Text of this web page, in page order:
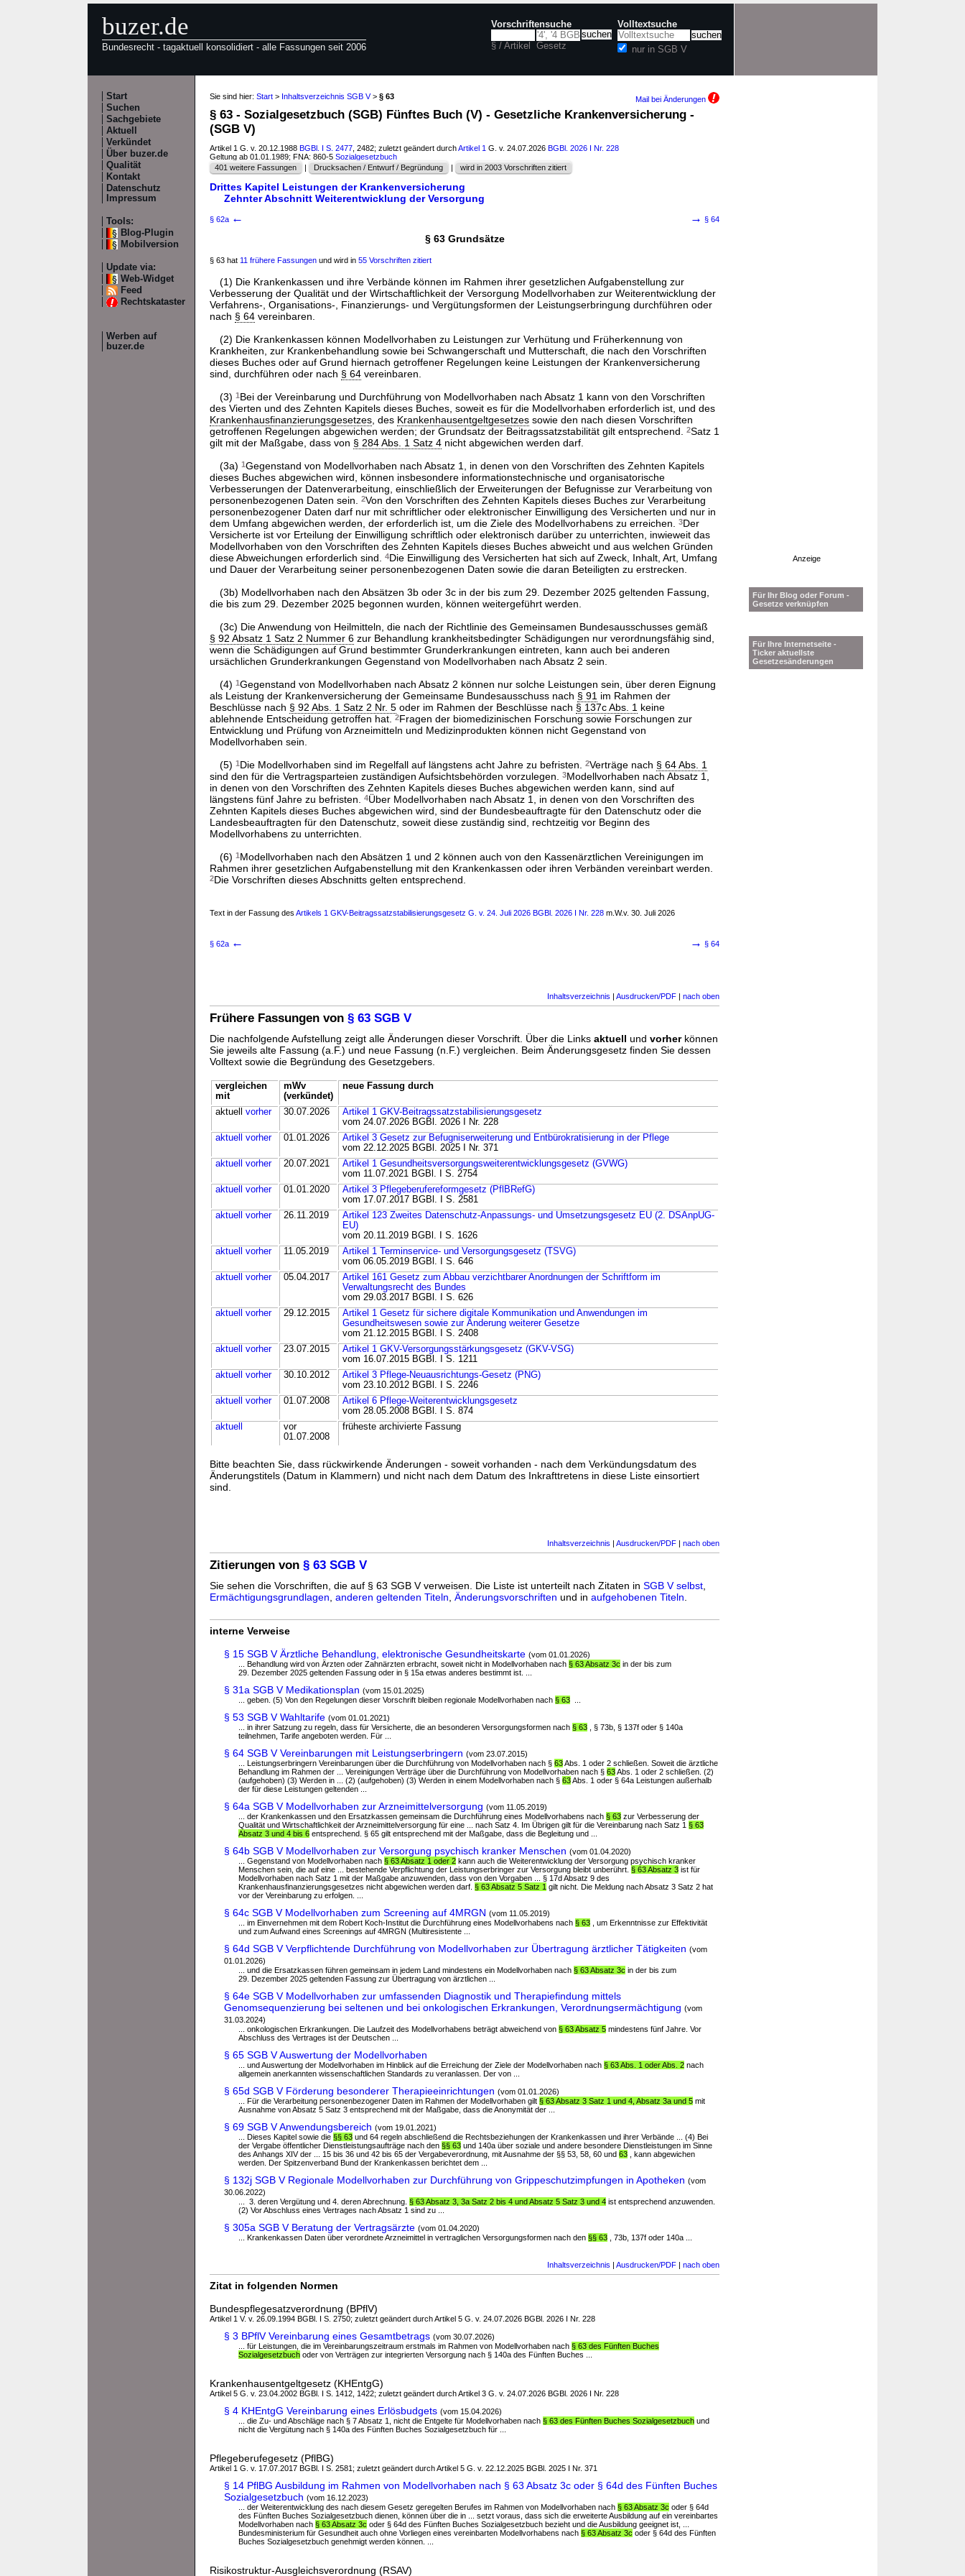
buzer.de
Bundesrecht - tagaktuell konsolidiert - alle Fassungen seit 2006
Vorschriftensuche
§ / Artikel Gesetz
Volltextsuche
nur in SGB V
Start
Suchen
Sachgebiete
Aktuell
Verkündet
Über buzer.de
Qualität
Kontakt
Datenschutz
Impressum
Tools:
Blog-Plugin
Mobilversion
Update via:
Web-Widget
Feed
Rechtskataster
Werben auf
buzer.de
Sie sind hier: Start > Inhaltsverzeichnis SGB V> § 63 Mail bei Änderungen
§ 63 - Sozialgesetzbuch (SGB) Fünftes Buch (V) - Gesetzliche Krankenversicherung -
(SGB V)
Artikel 1 G. v. 20.12.1988 BGBl. I S. 2477 , 2482; zuletzt geändert durchArtikel 1 G. v. 24.07.2026 BGBl. 2026 I Nr. 228
Geltung ab 01.01.1989; FNA: 860-5 Sozialgesetzbuch
401 weitere Fassungen
| Drucksachen / Entwurf / Begründung | wird in 2003 Vorschriften zitiert
Drittes Kapitel Leistungen der Krankenversicherung
Zehnter Abschnitt Weiterentwicklung der Versorgung
§ 62a ← → § 64
§ 63 Grundsätze
§ 63 hat 11 frühere Fassungen und wird in 55 Vorschriften zitiert
(1) Die Krankenkassen und ihre Verbände können im Rahmen ihrer gesetzlichen Aufgabenstellung zur
Verbesserung der Qualität und der Wirtschaftlichkeit der Versorgung Modellvorhaben zur Weiterentwicklung der
Verfahrens-, Organisations-, Finanzierungs- und Vergütungsformen der Leistungserbringung durchführen oder
nach § 64 vereinbaren.
(2) Die Krankenkassen können Modellvorhaben zu Leistungen zur Verhütung und Früherkennung von
Krankheiten, zur Krankenbehandlung sowie bei Schwangerschaft und Mutterschaft, die nach den Vorschriften
dieses Buches oder auf Grund hiernach getroffener Regelungen keine Leistungen der Krankenversicherung
sind, durchführen oder nach § 64 vereinbaren.
(3) 1Bei der Vereinbarung und Durchführung von Modellvorhaben nach Absatz 1 kann von den Vorschriften
des Vierten und des Zehnten Kapitels dieses Buches, soweit es für die Modellvorhaben erforderlich ist, und des
Krankenhausfinanzierungsgesetzes , des Krankenhausentgeltgesetzes sowie den nach diesen Vorschriften
getroffenen Regelungen abgewichen werden; der Grundsatz der Beitragssatzstabilität gilt entsprechend.
2Satz 1
gilt mit der Maßgabe, dass von § 284 Abs. 1 Satz 4 nicht abgewichen werden darf.
(3a) 1Gegenstand von Modellvorhaben nach Absatz 1, in denen von den Vorschriften des Zehnten Kapitels
dieses Buches abgewichen wird, können insbesondere informationstechnische und organisatorische
Verbesserungen der Datenverarbeitung, einschließlich der Erweiterungen der Befugnisse zur Verarbeitung von
personenbezogenen Daten sein.
2Von den Vorschriften des Zehnten Kapitels dieses Buches zur Verarbeitung
personenbezogener Daten darf nur mit schriftlicher oder elektronischer Einwilligung des Versicherten und nur in
dem Umfang abgewichen werden, der erforderlich ist, um die Ziele des Modellvorhabens zu erreichen.
3Der
Versicherte ist vor Erteilung der Einwilligung schriftlich oder elektronisch darüber zu unterrichten, inwieweit das
Modellvorhaben von den Vorschriften des Zehnten Kapitels dieses Buches abweicht und aus welchen Gründen
diese Abweichungen erforderlich sind.
4Die Einwilligung des Versicherten hat sich auf Zweck, Inhalt, Art, Umfang
und Dauer der Verarbeitung seiner personenbezogenen Daten sowie die daran Beteiligten zu erstrecken.
(3b) Modellvorhaben nach den Absätzen 3b oder 3c in der bis zum 29. Dezember 2025 geltenden Fassung,
die bis zum 29. Dezember 2025 begonnen wurden, können weitergeführt werden.
(3c) Die Anwendung von Heilmitteln, die nach der Richtlinie des Gemeinsamen Bundesausschusses gemäß
§ 92 Absatz 1 Satz 2 Nummer 6 zur Behandlung krankheitsbedingter Schädigungen nur verordnungsfähig sind,
wenn die Schädigungen auf Grund bestimmter Grunderkrankungen eintreten, kann auch bei anderen
ursächlichen Grunderkrankungen Gegenstand von Modellvorhaben nach Absatz 2 sein.
(4) 1Gegenstand von Modellvorhaben nach Absatz 2 können nur solche Leistungen sein, über deren Eignung
als Leistung der Krankenversicherung der Gemeinsame Bundesausschuss nach § 91 im Rahmen der
Beschlüsse nach § 92 Abs. 1 Satz 2 Nr. 5 oder im Rahmen der Beschlüsse nach § 137c Abs. 1 keine
ablehnende Entscheidung getroffen hat.
2Fragen der biomedizinischen Forschung sowie Forschungen zur
Entwicklung und Prüfung von Arzneimitteln und Medizinprodukten können nicht Gegenstand von
Modellvorhaben sein.
(5) 1Die Modellvorhaben sind im Regelfall auf längstens acht Jahre zu befristen. 2Verträge nach § 64 Abs. 1
sind den für die Vertragsparteien zuständigen Aufsichtsbehörden vorzulegen.
3Modellvorhaben nach Absatz 1,
in denen von den Vorschriften des Zehnten Kapitels dieses Buches abgewichen werden kann, sind auf
längstens fünf Jahre zu befristen.
4Über Modellvorhaben nach Absatz 1, in denen von den Vorschriften des
Zehnten Kapitels dieses Buches abgewichen wird, sind der Bundesbeauftragte für den Datenschutz oder die
Landesbeauftragten für den Datenschutz, soweit diese zuständig sind, rechtzeitig vor Beginn des
Modellvorhabens zu unterrichten.
(6) 1Modellvorhaben nach den Absätzen 1 und 2 können auch von den Kassenärztlichen Vereinigungen im
Rahmen ihrer gesetzlichen Aufgabenstellung mit den Krankenkassen oder ihren Verbänden vereinbart werden.
2Die Vorschriften dieses Abschnitts gelten entsprechend.
Text in der Fassung des Artikels 1 GKV-Beitragssatzstabilisierungsgesetz G. v. 24. Juli 2026 BGBl. 2026 I Nr. 228 m.W.v. 30. Juli 2026
§ 62a ← → § 64
Inhaltsverzeichnis | Ausdrucken/PDF | nach oben
Frühere Fassungen von § 63 SGB V
Die nachfolgende Aufstellung zeigt alle Änderungen dieser Vorschrift. Über die Links aktuell und vorherkönnen
Sie jeweils alte Fassung (a.F.) und neue Fassung (n.F.) vergleichen. Beim Änderungsgesetz finden Sie dessen
Volltext sowie die Begründung des Gesetzgebers.
vergleichen
mit
mWv
(verkündet)
neue Fassung durch
aktuell vorher 30.07.2026
Artikel 1 GKV-Beitragssatzstabilisierungsgesetz
vom 24.07.2026 BGBl. 2026 I Nr. 228
aktuell
vorher 01.01.2026
Artikel 3 Gesetz zur Befugniserweiterung und Entbürokratisierung in der Pflege
vom 22.12.2025 BGBl. 2025 I Nr. 371
aktuell
vorher 20.07.2021
Artikel 1 Gesundheitsversorgungsweiterentwicklungsgesetz (GVWG)
vom 11.07.2021 BGBl. I S. 2754
aktuell
vorher 01.01.2020
Artikel 3 Pflegeberufereformgesetz (PflBRefG)
vom 17.07.2017 BGBl. I S. 2581
aktuell
vorher 26.11.2019
Artikel 123 Zweites Datenschutz-Anpassungs- und Umsetzungsgesetz EU (2. DSAnpUG-
EU)
vom 20.11.2019 BGBl. I S. 1626
aktuell
vorher 11.05.2019
Artikel 1 Terminservice- und Versorgungsgesetz (TSVG)
vom 06.05.2019 BGBl. I S. 646
aktuell
vorher 05.04.2017
Artikel 161 Gesetz zum Abbau verzichtbarer Anordnungen der Schriftform im
Verwaltungsrecht des Bundes
vom 29.03.2017 BGBl. I S. 626
aktuell
vorher 29.12.2015
Artikel 1 Gesetz für sichere digitale Kommunikation und Anwendungen im
Gesundheitswesen sowie zur Änderung weiterer Gesetze
vom 21.12.2015 BGBl. I S. 2408
aktuell
vorher 23.07.2015
Artikel 1 GKV-Versorgungsstärkungsgesetz (GKV-VSG)
vom 16.07.2015 BGBl. I S. 1211
aktuell
vorher 30.10.2012
Artikel 3 Pflege-Neuausrichtungs-Gesetz (PNG)
vom 23.10.2012 BGBl. I S. 2246
aktuell
vorher 01.07.2008
Artikel 6 Pflege-Weiterentwicklungsgesetz
vom 28.05.2008 BGBl. I S. 874
aktuell
vor
01.07.2008
früheste archivierte Fassung
Bitte beachten Sie, dass rückwirkende Änderungen - soweit vorhanden - nach dem Verkündungsdatum des
Änderungstitels (Datum in Klammern) und nicht nach dem Datum des Inkrafttretens in diese Liste einsortiert
sind.
Inhaltsverzeichnis | Ausdrucken/PDF | nach oben
Zitierungen von § 63 SGB V
Sie sehen die Vorschriften, die auf § 63 SGB V verweisen. Die Liste ist unterteilt nach Zitaten in SGB V selbst
Ermächtigungsgrundlagen anderen geltenden Titeln Änderungsvorschriften und in aufgehobenen Titeln
interne Verweise
§ 15 SGB V Ärztliche Behandlung, elektronische Gesundheitskarte (vom 01.01.2026)
... Behandlung wird von Ärzten oder Zahnärzten erbracht, soweit nicht in Modellvorhaben nach § 63 Absatz 3c in der bis zum
29. Dezember 2025 geltenden Fassung oder in § 15a etwas anderes bestimmt ist. ...
§ 31a SGB V Medikationsplan (vom 15.01.2025)
... geben. (5) Von den Regelungen dieser Vorschrift bleiben regionale Modellvorhaben nach § 63
§ 53 SGB V Wahltarife (vom 01.01.2021)
... in ihrer Satzung zu regeln, dass für Versicherte, die an besonderen Versorgungsformen nach § 63 , § 73b, § 137f oder § 140a
teilnehmen, Tarife angeboten werden. Für ...
§ 64 SGB V Vereinbarungen mit Leistungserbringern (vom 23.07.2015)
... Leistungserbringern Vereinbarungen über die Durchführung von Modellvorhaben nach § 63Abs. 1 oder 2 schließen. Soweit die ärztliche
Behandlung im Rahmen der ... Vereinigungen Verträge über die Durchführung von Modellvorhaben nach § 63Abs. 1 oder 2 schließen. (2)
(aufgehoben) (3) Werden in ... (2) (aufgehoben) (3) Werden in einem Modellvorhaben nach § 63Abs. 1 oder § 64a Leistungen außerhalb
der für diese Leistungen geltenden ...
§ 64a SGB V Modellvorhaben zur Arzneimittelversorgung (vom 11.05.2019)
... der Krankenkassen und den Ersatzkassen gemeinsam die Durchführung eines Modellvorhabens nach § 63 zur Verbesserung der
Qualität und Wirtschaftlichkeit der Arzneimittelversorgung für eine ... nach Satz 4. Im Übrigen gilt für die Vereinbarung nach Satz 1 § 63
Absatz 3 und 4 bis 6 entsprechend. § 65 gilt entsprechend mit der Maßgabe, dass die Begleitung und ...
§ 64b SGB V Modellvorhaben zur Versorgung psychisch kranker Menschen (vom 01.04.2020)
... Gegenstand von Modellvorhaben nach § 63 Absatz 1 oder 2 kann auch die Weiterentwicklung der Versorgung psychisch kranker
Menschen sein, die auf eine ... bestehende Verpflichtung der Leistungserbringer zur Versorgung bleibt unberührt. § 63 Absatz 3 ist für
Modellvorhaben nach Satz 1 mit der Maßgabe anzuwenden, dass von den Vorgaben ... § 17d Absatz 9 des
Krankenhausfinanzierungsgesetzes nicht abgewichen werden darf. § 63 Absatz 5 Satz 1 gilt nicht. Die Meldung nach Absatz 3 Satz 2 hat
vor der Vereinbarung zu erfolgen. ...
§ 64c SGB V Modellvorhaben zum Screening auf 4MRGN (vom 11.05.2019)
... im Einvernehmen mit dem Robert Koch-Institut die Durchführung eines Modellvorhabens nach § 63 , um Erkenntnisse zur Effektivität
und zum Aufwand eines Screenings auf 4MRGN (Multiresistente ...
§ 64d SGB V Verpflichtende Durchführung von Modellvorhaben zur Übertragung ärztlicher Tätigkeiten (vom
01.01.2026)
... und die Ersatzkassen führen gemeinsam in jedem Land mindestens ein Modellvorhaben nach § 63 Absatz 3c in der bis zum
29. Dezember 2025 geltenden Fassung zur Übertragung von ärztlichen ...
§ 64e SGB V Modellvorhaben zur umfassenden Diagnostik und Therapiefindung mittels
Genomsequenzierung bei seltenen und bei onkologischen Erkrankungen, Verordnungsermächtigung (vom
31.03.2024)
... onkologischen Erkrankungen. Die Laufzeit des Modellvorhabens beträgt abweichend von § 63 Absatz 5 mindestens fünf Jahre. Vor
Abschluss des Vertrages ist der Deutschen ...
§ 65 SGB V Auswertung der Modellvorhaben
... und Auswertung der Modellvorhaben im Hinblick auf die Erreichung der Ziele der Modellvorhaben nach § 63 Abs. 1 oder Abs. 2 nach
allgemein anerkannten wissenschaftlichen Standards zu veranlassen. Der von ...
§ 65d SGB V Förderung besonderer Therapieeinrichtungen (vom 01.01.2026)
... Für die Verarbeitung personenbezogener Daten im Rahmen der Modellvorhaben gilt § 63 Absatz 3 Satz 1 und 4, Absatz 3a und 5 mit
Ausnahme von Absatz 5 Satz 3 entsprechend mit der Maßgabe, dass die Anonymität der ...
§ 69 SGB V Anwendungsbereich (vom 19.01.2021)
... Dieses Kapitel sowie die §§ 63 und 64 regeln abschließend die Rechtsbeziehungen der Krankenkassen und ihrer Verbände ... (4) Bei
der Vergabe öffentlicher Dienstleistungsaufträge nach den §§ 63 und 140a über soziale und andere besondere Dienstleistungen im Sinne
des Anhangs XIV der ... 15 bis 36 und 42 bis 65 der Vergabeverordnung, mit Ausnahme der §§ 53, 58, 60 und 63 , kann abgewichen
werden. Der Spitzenverband Bund der Krankenkassen berichtet dem ...
§ 132j SGB V Regionale Modellvorhaben zur Durchführung von Grippeschutzimpfungen in Apotheken (vom
30.06.2022)
... 3. deren Vergütung und 4. deren Abrechnung. § 63 Absatz 3, 3a Satz 2 bis 4 und Absatz 5 Satz 3 und 4 ist entsprechend anzuwenden.
(2) Vor Abschluss eines Vertrages nach Absatz 1 sind zu ...
§ 305a SGB V Beratung der Vertragsärzte (vom 01.04.2020)
... Krankenkassen Daten über verordnete Arzneimittel in vertraglichen Versorgungsformen nach den §§ 63 , 73b, 137f oder 140a ...
Inhaltsverzeichnis | Ausdrucken/PDF | nach oben
Zitat in folgenden Normen
Bundespflegesatzverordnung (BPflV)
Artikel 1 V. v. 26.09.1994 BGBl. I S. 2750; zuletzt geändert durch Artikel 5 G. v. 24.07.2026 BGBl. 2026 I Nr. 228
§ 3 BPflV Vereinbarung eines Gesamtbetrags (vom 30.07.2026)
... für Leistungen, die im Vereinbarungszeitraum erstmals im Rahmen von Modellvorhaben nach § 63 des Fünften Buches
Sozialgesetzbuch oder von Verträgen zur integrierten Versorgung nach § 140a des Fünften Buches ...
Krankenhausentgeltgesetz (KHEntgG)
Artikel 5 G. v. 23.04.2002 BGBl. I S. 1412, 1422; zuletzt geändert durch Artikel 3 G. v. 24.07.2026 BGBl. 2026 I Nr. 228
§ 4 KHEntgG Vereinbarung eines Erlösbudgets (vom 15.04.2026)
... die Zu- und Abschläge nach § 7 Absatz 1, nicht die Entgelte für Modellvorhaben nach § 63 des Fünften Buches Sozialgesetzbuch und
nicht die Vergütung nach § 140a des Fünften Buches Sozialgesetzbuch für ...
Pflegeberufegesetz (PflBG)
Artikel 1 G. v. 17.07.2017 BGBl. I S. 2581; zuletzt geändert durch Artikel 5 G. v. 22.12.2025 BGBl. 2025 I Nr. 371
§ 14 PflBG Ausbildung im Rahmen von Modellvorhaben nach § 63 Absatz 3c oder § 64d des Fünften Buches
Sozialgesetzbuch (vom 16.12.2023)
... der Weiterentwicklung des nach diesem Gesetz geregelten Berufes im Rahmen von Modellvorhaben nach § 63 Absatz 3c oder § 64d
des Fünften Buches Sozialgesetzbuch dienen, können über die in ... setzt voraus, dass sich die erweiterte Ausbildung auf ein vereinbartes
Modellvorhaben nach § 63 Absatz 3c oder § 64d des Fünften Buches Sozialgesetzbuch bezieht und die Ausbildung geeignet ist, ...
Bundesministerium für Gesundheit auch ohne Vorliegen eines vereinbarten Modellvorhabens nach § 63 Absatz 3c oder § 64d des Fünften
Buches Sozialgesetzbuch genehmigt werden können. ...
Risikostruktur-Ausgleichsverordnung (RSAV)
Anzeige
Für Ihr Blog oder Forum -
Gesetze verknüpfen
Für Ihre Internetseite -
Ticker aktuellste
Gesetzesänderungen